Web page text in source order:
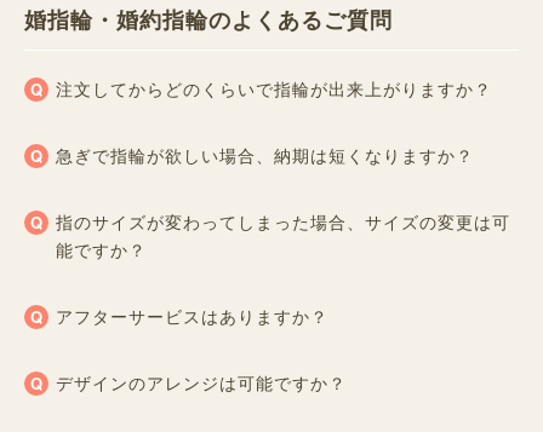
婚指輪・婚約指輪のよくあるご質問
注文してからどのくらいで指輪が出来上がりますか？
急ぎで指輪が欲しい場合、納期は短くなりますか？
指のサイズが変わってしまった場合、サイズの変更は可
能ですか？
アフターサービスはありますか？
デザインのアレンジは可能ですか？